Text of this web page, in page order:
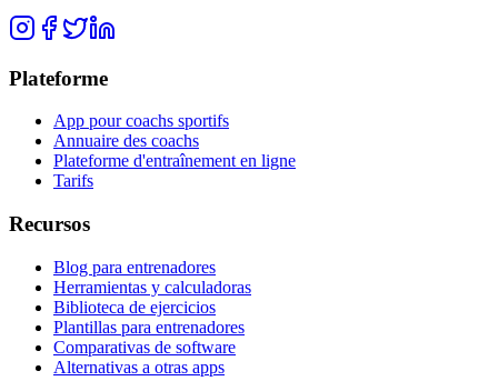
Plateforme
App pour coachs sportifs
Annuaire des coachs
Plateforme d'entraînement en ligne
Tarifs
Recursos
Blog para entrenadores
Herramientas y calculadoras
Biblioteca de ejercicios
Plantillas para entrenadores
Comparativas de software
Alternativas a otras apps